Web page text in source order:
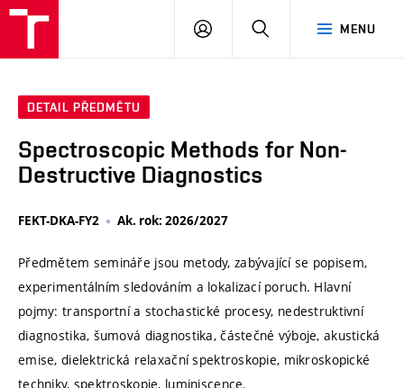
MENU
PŘIHLÁSIT
DETAIL PŘEDMĚTU
Spectroscopic Methods for Non-
Destructive Diagnostics
FEKT-DKA-FY2 Ak. rok: 2026/2027
Předmětem semináře jsou metody, zabývající se popisem,
experimentálním sledováním a lokalizací poruch. Hlavní
pojmy: transportní a stochastické procesy, nedestruktivní
diagnostika, šumová diagnostika, částečné výboje, akustická
emise, dielektrická relaxační spektroskopie, mikroskopické
techniky, spektroskopie, luminiscence.